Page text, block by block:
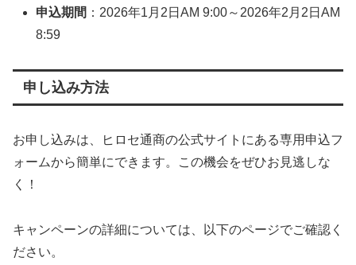
申込期間 ：2026年1月2日AM 9:00～2026年2月2日AM
8:59
申し込み方法
お申し込みは、ヒロセ通商の公式サイトにある専用申込フ
ォームから簡単にできます。この機会をぜひお見逃しな
く！
キャンペーンの詳細については、以下のページでご確認く
ださい。